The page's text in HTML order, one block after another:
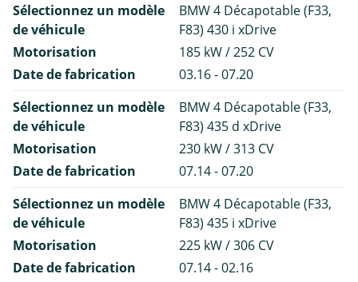
Sélectionnez un modèle
de véhicule
BMW 4 Décapotable (F33,
F83) 430 i xDrive
Motorisation
185 kW / 252 CV
Date de fabrication
03.16 - 07.20
Sélectionnez un modèle
de véhicule
BMW 4 Décapotable (F33,
F83) 435 d xDrive
Motorisation
230 kW / 313 CV
Date de fabrication
07.14 - 07.20
Sélectionnez un modèle
de véhicule
BMW 4 Décapotable (F33,
F83) 435 i xDrive
Motorisation
225 kW / 306 CV
Date de fabrication
07.14 - 02.16